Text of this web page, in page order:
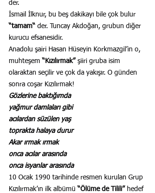
der.
İsmail İlknur, bu beş dakikayı bile çok bulur
“tamam“ der. Tuncay Akdoğan, grubun diğer
kurucu efsanesidir.
Anadolu şairi Hasan Hüseyin Korkmazgil’in o,
muhteşem “Kızılırmak” şiiri gruba isim
olaraktan seçilir ve çok da yakışır. O günden
sonra coşar Kızılırmak!
Gözlerine baktığımda
yağmur damlaları gibi
acılardan süzülen yaş
toprakta halaya durur
Akar ırmak ırmak
onca acılar arasında
onca isyanlar arasında
10 Ocak 1990 tarihinde resmen kurulan Grup
Kızılırmak’ın ilk albümü “Ölüme de Tilili” hedef